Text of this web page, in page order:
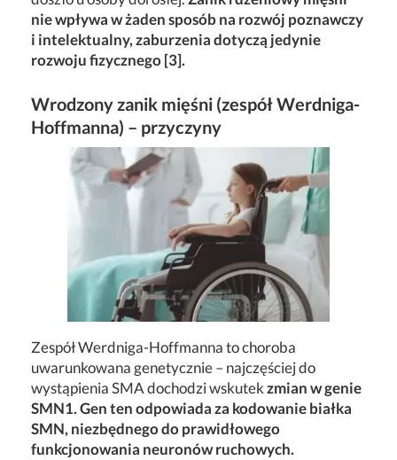
nie wpływa w żaden sposób na rozwój poznawczy
i intelektualny, zaburzenia dotyczą jedynie
rozwoju fizycznego [3].
Wrodzony zanik mięśni (zespół Werdniga-
Hoffmanna) – przyczyny
Zespół Werdniga-Hoffmanna to choroba
uwarunkowana genetycznie – najczęściej do
wystąpienia SMA dochodzi wskutekzmian w genie
SMN1.Gen ten odpowiada za kodowanie białka
SMN, niezbędnego do prawidłowego
funkcjonowania neuronów ruchowych.